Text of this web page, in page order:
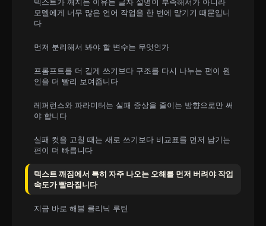
모델에게 너무 많은 언어 작업을 한 번에 맡기기 때문입니
다
먼저 분리해서 봐야 할 변수는 무엇인가
프롬프트를 더 길게 쓰기보다 구조를 다시 나누는 편이 원
인을 더 빨리 보여줍니다
레퍼런스와 파라미터는 실패 증상을 줄이는 방향으로만 써
야 합니다
실패 컷을 고칠 때는 새로 쓰기보다 비교표를 먼저 남기는
편이 더 빠릅니다
텍스트 깨짐에서 특히 자주 나오는 오해를 먼저 버려야 작업
속도가 빨라집니다
지금 바로 해볼 클리닉 루틴